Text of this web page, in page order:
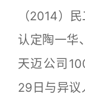
（2014）
认定陶一华
天迈公司
29日与异议